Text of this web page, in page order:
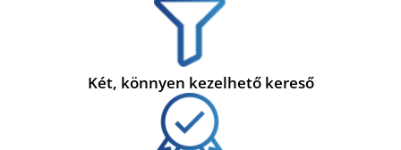
Két, könnyen kezelhető kereső